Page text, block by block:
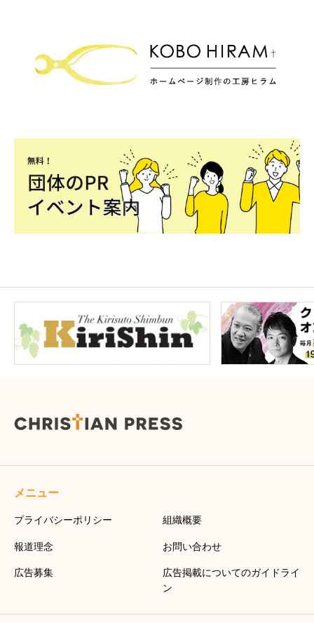
メニュー
プライバシーポリシー 組織概要
報道理念 お問い合わせ
広告募集
広告掲載についてのガイドライ
ン